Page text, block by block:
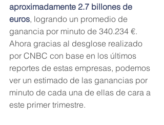
aproximadamente 2.7 billones de
euros, logrando un promedio de
ganancia por minuto de 340.234 €.
Ahora gracias al desglose realizado
por CNBC con base en los últimos
reportes de estas empresas, podemos
ver un estimado de las ganancias por
minuto de cada una de ellas de cara a
este primer trimestre.